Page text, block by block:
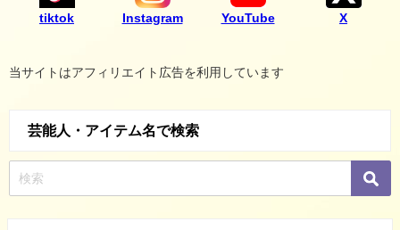
tiktok Instagram YouTube X
当サイトはアフィリエイト広告を利用しています
芸能人・アイテム名で検索